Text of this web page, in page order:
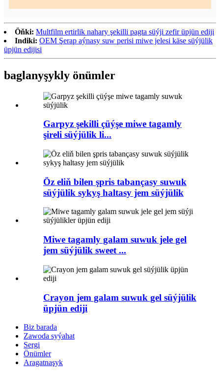
Öňki: Multfilm ertirlik nahary şekilli pagta süýji zefir üpjün ediji
Indiki: OEM Şerap aýnasy suw perisi miwe jelesi käse süýjülik
üpjün edijisi
baglanyşykly önümler
Garpyz şekilli çüýşe miwe tagamly
şireli süýjülik li...
Öz eliň bilen şpris tabançasy suwuk
süýjülik sykyş haltasy jem süýjülik
Miwe tagamly galam suwuk jele gel
jem süýjülik sweet ...
Crayon jem galam suwuk gel süýjülik
üpjün ediji
Biz barada
Zawoda syýahat
Sergi
Önümler
Aragatnaşyk